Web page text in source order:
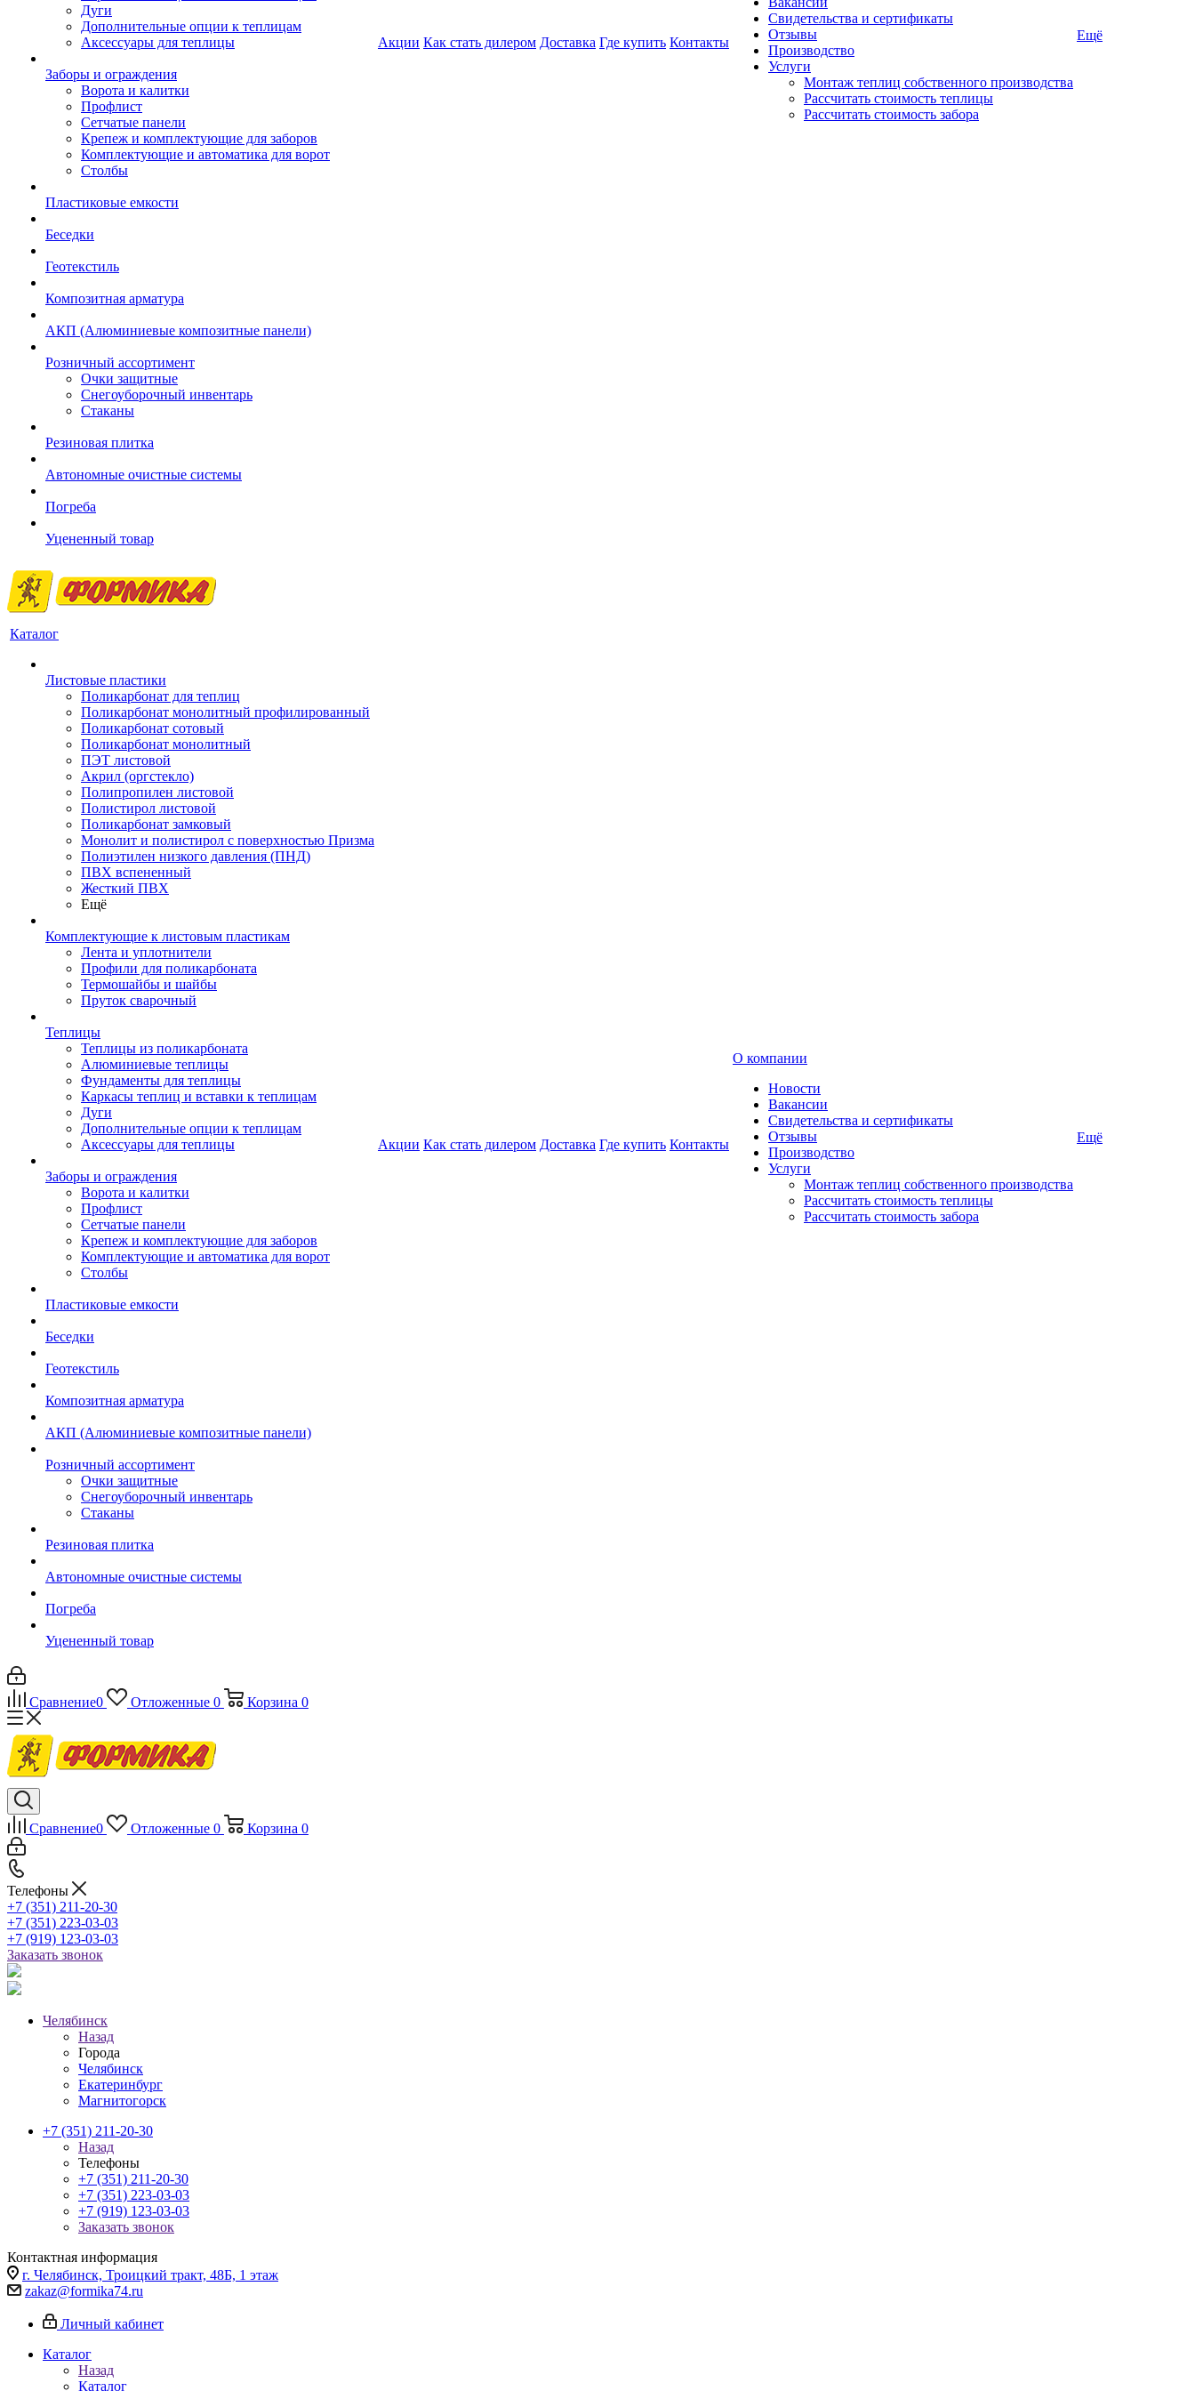
Дуги
Дополнительные опции к теплицам
Аксессуары для теплицы
Заборы и ограждения
Ворота и калитки
Профлист
Сетчатые панели
Крепеж и комплектующие для заборов
Комплектующие и автоматика для ворот
Столбы
Пластиковые емкости
Беседки
Геотекстиль
Композитная арматура
АКП (Алюминиевые композитные панели)
Розничный ассортимент
Очки защитные
Снегоуборочный инвентарь
Стаканы
Резиновая плитка
Автономные очистные системы
Погреба
Уцененный товар
Акции Как стать дилером Доставка Где купить Контакты
Свидетельства и сертификаты
Отзывы
Производство
Услуги
Монтаж теплиц собственного производства
Рассчитать стоимость теплицы
Рассчитать стоимость забора
Ещё
Каталог
Листовые пластики
Поликарбонат для теплиц
Поликарбонат монолитный профилированный
Поликарбонат сотовый
Поликарбонат монолитный
ПЭТ листовой
Акрил (оргстекло)
Полипропилен листовой
Полистирол листовой
Поликарбонат замковый
Монолит и полистирол с поверхностью Призма
Полиэтилен низкого давления (ПНД)
ПВХ вспененный
Жесткий ПВХ
Ещё
Комплектующие к листовым пластикам
Лента и уплотнители
Профили для поликарбоната
Термошайбы и шайбы
Пруток сварочный
Теплицы
Теплицы из поликарбоната
Алюминиевые теплицы
Фундаменты для теплицы
Каркасы теплиц и вставки к теплицам
Дуги
Дополнительные опции к теплицам
Аксессуары для теплицы
Заборы и ограждения
Ворота и калитки
Профлист
Сетчатые панели
Крепеж и комплектующие для заборов
Комплектующие и автоматика для ворот
Столбы
Пластиковые емкости
Беседки
Геотекстиль
Композитная арматура
АКП (Алюминиевые композитные панели)
Розничный ассортимент
Очки защитные
Снегоуборочный инвентарь
Стаканы
Резиновая плитка
Автономные очистные системы
Погреба
Уцененный товар
Акции Как стать дилером Доставка Где купить Контакты
О компании
Новости
Вакансии
Свидетельства и сертификаты
Отзывы
Производство
Услуги
Монтаж теплиц собственного производства
Рассчитать стоимость теплицы
Рассчитать стоимость забора
Ещё
Сравнение0 Отложенные 0 Корзина 0
Сравнение0 Отложенные 0 Корзина 0
Телефоны
+7 (351) 211-20-30
+7 (351) 223-03-03
+7 (919) 123-03-03
Заказать звонок
Челябинск
Назад
Города
Челябинск
Екатеринбург
Магнитогорск
+7 (351) 211-20-30
Назад
Телефоны
+7 (351) 211-20-30
+7 (351) 223-03-03
+7 (919) 123-03-03
Заказать звонок
Контактная информация
г. Челябинск, Троицкий тракт, 48Б, 1 этаж
zakaz@formika74.ru
Личный кабинет
Каталог
Назад
Каталог